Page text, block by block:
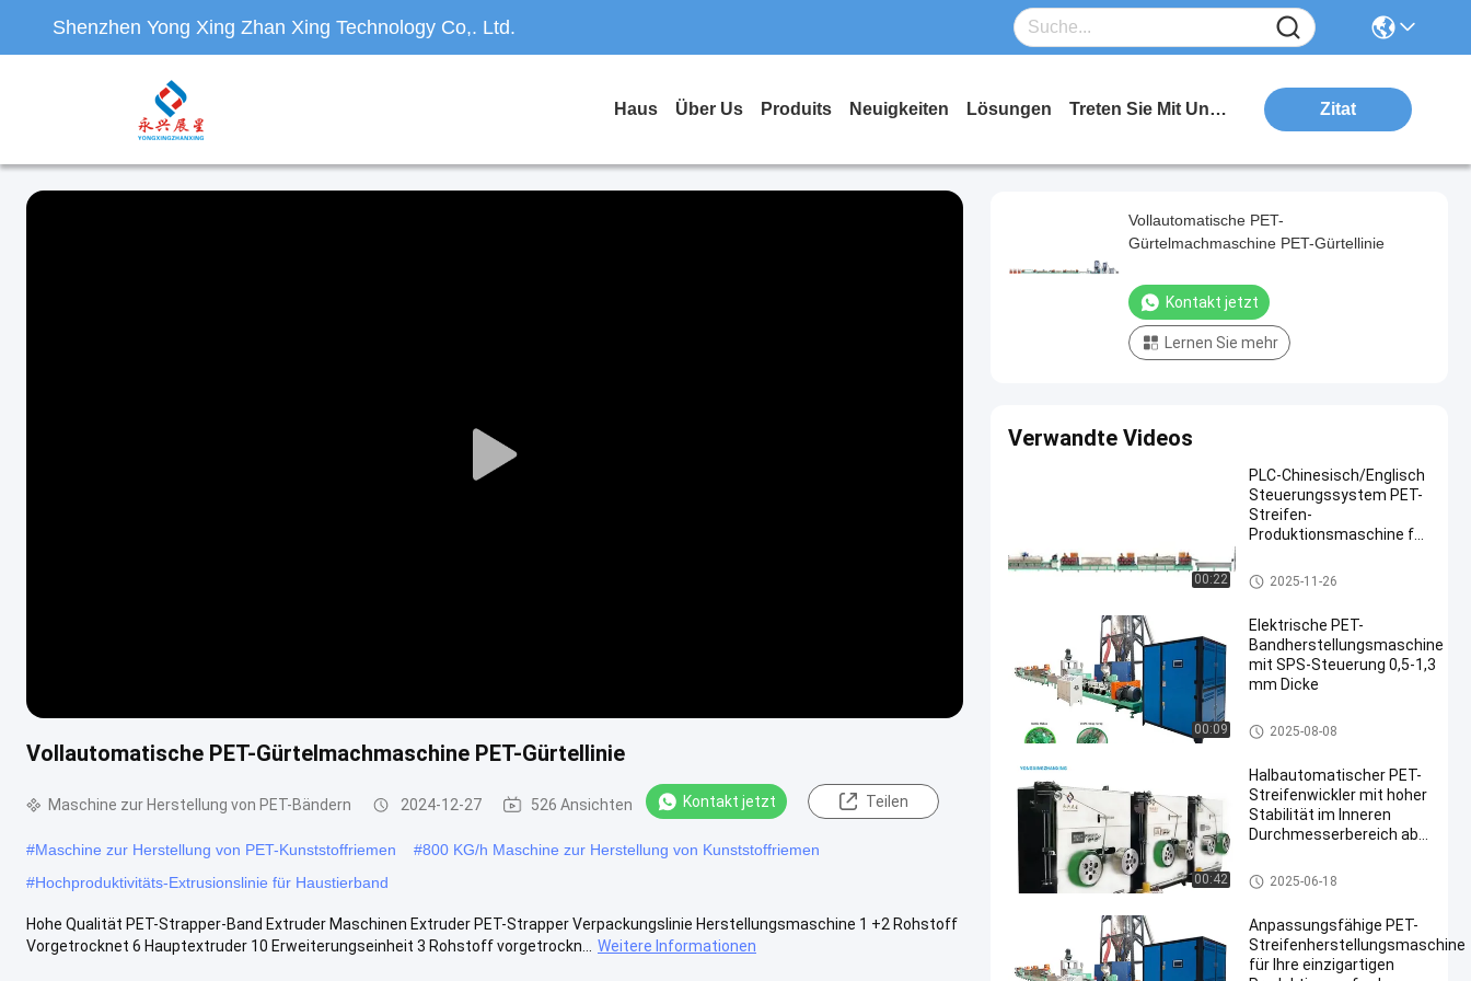
Shenzhen Yong Xing Zhan Xing Technology Co,. Ltd.
Haus Über Us Produits Neuigkeiten Lösungen Treten Sie Mit Uns In Verbindung Zitat
Play
Vollautomatische PET-Gürtelmachmaschine PET-Gürtellinie
Maschine zur Herstellung von PET-Bändern 2024-12-27 526 Ansichten Kontakt jetzt Teilen
#Maschine zur Herstellung von PET-Kunststoffriemen #800 KG/h Maschine zur Herstellung von Kunststoffriemen
#Hochproduktivitäts-Extrusionslinie für Haustierband
Hohe Qualität PET-Strapper-Band Extruder Maschinen Extruder PET-Strapper Verpackungslinie Herstellungsmaschine 1 +2 Rohstoff
Vorgetrocknet 6 Hauptextruder 10 Erweiterungseinheit 3 Rohstoff vorgetrockn...
Weitere Informationen
Vollautomatische PET-
Gürtelmachmaschine PET-Gürtellinie
Kontakt jetzt
Lernen Sie mehr
Verwandte Videos
00:22
PLC-Chinesisch/Englisch
Steuerungssystem PET-
Streifen-
Produktionsmaschine für
Maschine zur Herstellung von
PET-Bändern
2025-11-26
00:09
Elektrische PET-
Bandherstellungsmaschine
mit SPS-Steuerung 0,5-1,3
mm Dicke
Maschine zur Herstellung von P
ET-Bändern
2025-08-08
00:42
Halbautomatischer PET-
Streifenwickler mit hoher
Stabilität im Inneren
Durchmesserbereich ab
HAUSTIER Bügel-Winde
2025-06-18
Anpassungsfähige PET-
Streifenherstellungsmaschine
für Ihre einzigartigen